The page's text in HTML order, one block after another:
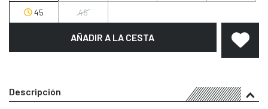
45 46
AÑADIR A LA CESTA
Descripción